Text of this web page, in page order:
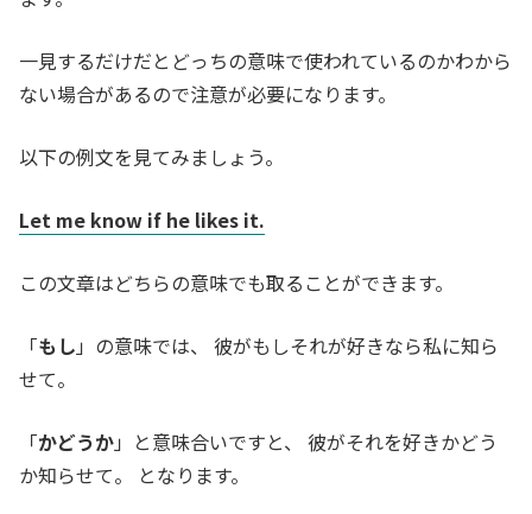
一見するだけだとどっちの意味で使われているのかわから
ない場合があるので注意が必要になります。
以下の例文を見てみましょう。
Let me know if he likes it.
この文章はどちらの意味でも取ることができます。
「もし 」の意味では、 彼がもしそれが好きなら私に知ら
せて。
「かどうか」と意味合いですと、 彼がそれを好きかどう
か知らせて。 となります。